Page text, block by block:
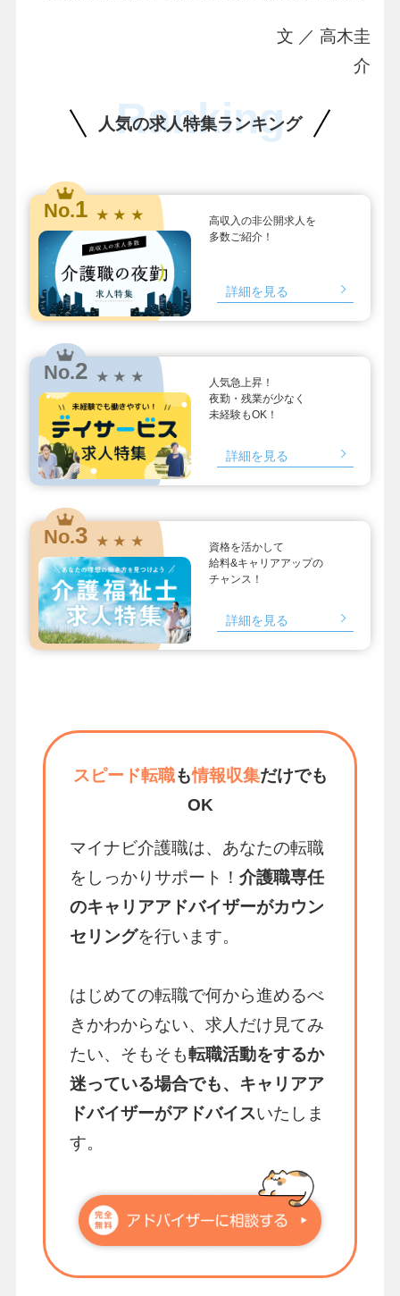
文 ／ 高木圭
介
人気の求人特集ランキング
Ranking
No.1 ★ ★ ★
高収入の非公開求人を
多数ご紹介！
詳細を見る
No.2 ★ ★ ★
人気急上昇！
夜勤・残業が少なく
未経験もOK！
詳細を見る
No.3 ★ ★ ★
資格を活かして
給料&キャリアアップの
チャンス！
詳細を見る
スピード転職も情報収集だけでも
OK
マイナビ介護職は、あなたの転職
をしっかりサポート！ 介護職専任
のキャリアアドバイザーがカウン
セリングを行います。
はじめての転職で何から進めるべ
きかわからない、求人だけ見てみ
たい、そもそも転職活動をするか
迷っている場合でも、キャリアア
ドバイザーがアドバイスいたしま
す。